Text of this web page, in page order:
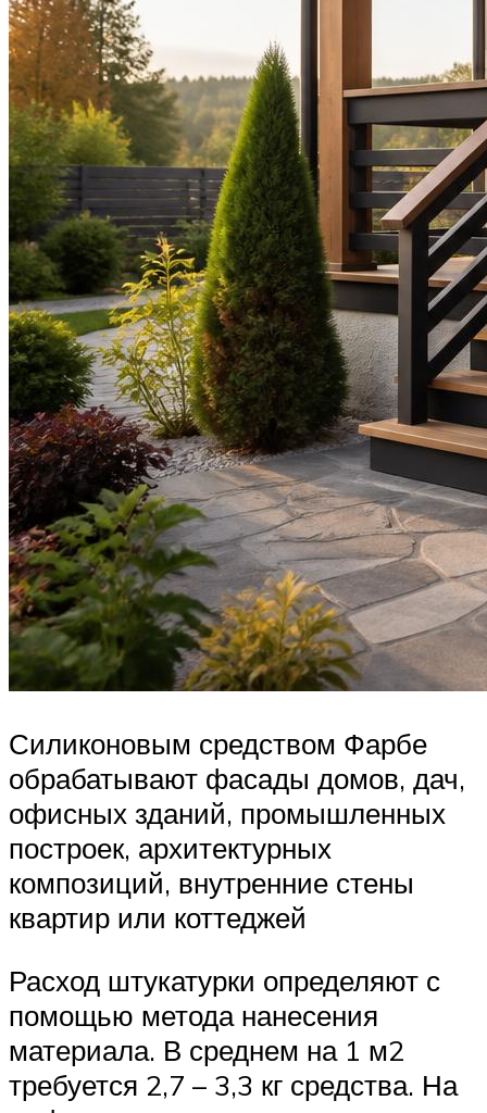
Силиконовым средством Фарбе
обрабатывают фасады домов, дач,
офисных зданий, промышленных
построек, архитектурных
композиций, внутренние стены
квартир или коттеджей
Расход штукатурки определяют с
помощью метода нанесения
материала. В среднем на 1 м2
требуется 2,7 – 3,3 кг средства. На